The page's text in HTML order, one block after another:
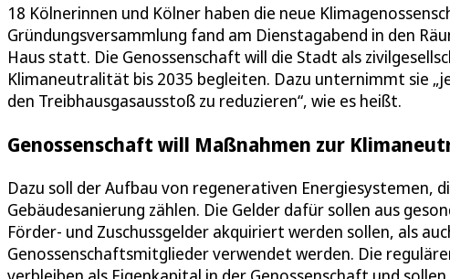
18 Kölnerinnen und Kölner haben die neue
Gründungsversammlung fand am Dienstagabend in den
Haus statt. Die Genossenschaft will die Stadt als
Klimaneutralität bis 2035 begleiten. Dazu unternimmt sie
den Treibhausgasausstoß zu reduzieren“, wie es heißt.
Genossenschaft will Maßnahmen zur
Dazu soll der Aufbau von regenerativen Energiesystemen,
Gebäudesanierung zählen. Die Gelder dafür sollen aus
Förder- und Zuschussgelder akquiriert werden sollen, als
Genossenschaftsmitglieder verwendet werden. Die